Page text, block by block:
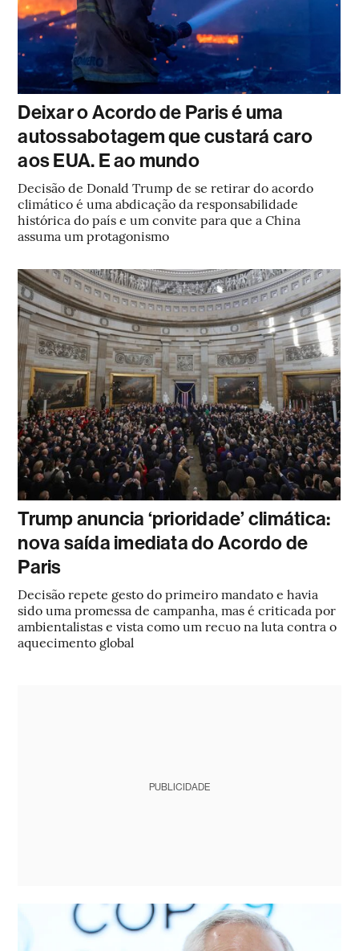
Deixar o Acordo de Paris é uma
autossabotagem que custará caro
aos EUA. E ao mundo
Decisão de Donald Trump de se retirar do acordo
climático é uma abdicação da responsabilidade
histórica do país e um convite para que a China
assuma um protagonismo
Trump anuncia ‘prioridade’ climática:
nova saída imediata do Acordo de
Paris
Decisão repete gesto do primeiro mandato e havia
sido uma promessa de campanha, mas é criticada por
ambientalistas e vista como um recuo na luta contra o
aquecimento global
PUBLICIDADE